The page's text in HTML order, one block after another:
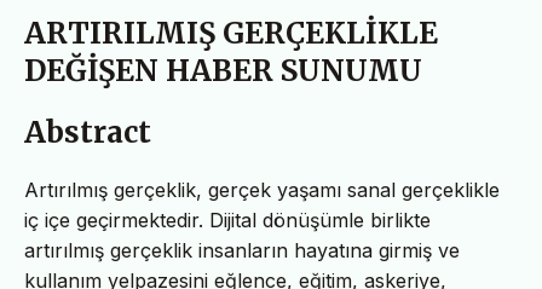
ARTIRILMIŞ GERÇEKLİKLE
DEĞİŞEN HABER SUNUMU
Abstract
Artırılmış gerçeklik, gerçek yaşamı sanal gerçeklikle
iç içe geçirmektedir. Dijital dönüşümle birlikte
artırılmış gerçeklik insanların hayatına girmiş ve
kullanım yelpazesini eğlence, eğitim, askeriye,